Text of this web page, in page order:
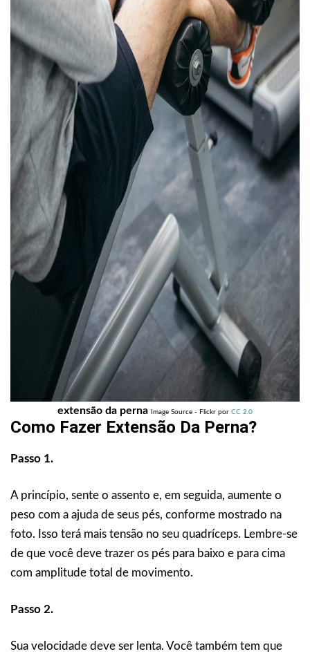
extensão da perna Image Source - Flickr por CC 2.0
Como Fazer Extensão Da Perna?
Passo 1.
A princípio, sente o assento e, em seguida, aumente o
peso com a ajuda de seus pés, conforme mostrado na
foto. Isso terá mais tensão no seu quadríceps. Lembre-se
de que você deve trazer os pés para baixo e para cima
com amplitude total de movimento.
Passo 2.
Sua velocidade deve ser lenta. Você também tem que